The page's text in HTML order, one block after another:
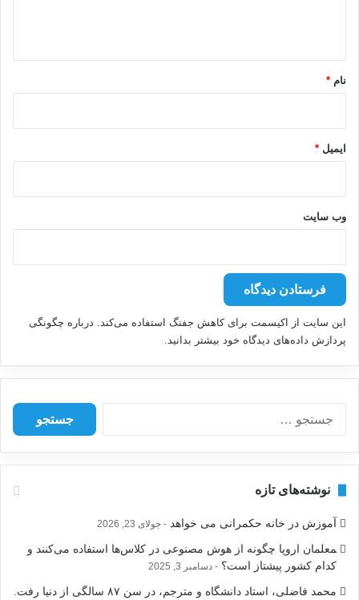
نام *
ایمیل *
وب‌ سایت
این سایت از اکیسمت برای کاهش جفنگ استفاده می‌کند. درباره چگونگی
پردازش داده‌های دیدگاه خود بیشتر بدانید.
س
ا
ی
نوشته‌های تازه
آموزش در خانه حکمرانی می خواهد جولای 23, 2026
‍معلمان اروپا چگونه از هوش مصنوعی در کلاس‌ها استفاده می‌کنند و
کدام کشور پیشتاز است؟
دسامبر 3, 2025
محمد فاضلی، استاد دانشگاه و مترجم، در سن ۸۷ سالگی از دنیا رفت.